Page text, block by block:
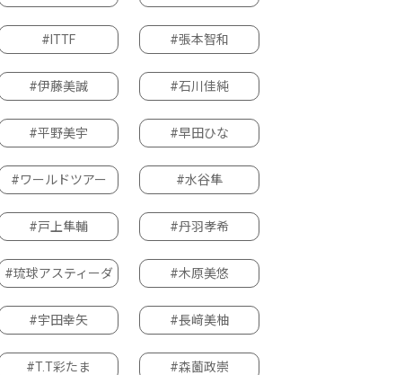
#ITTF #張本智和
#伊藤美誠 #石川佳純
#平野美宇 #早田ひな
#ワールドツアー #水谷隼
#戸上隼輔 #丹羽孝希
#琉球アスティーダ #木原美悠
#宇田幸矢 #長﨑美柚
#T.T彩たま #森薗政崇